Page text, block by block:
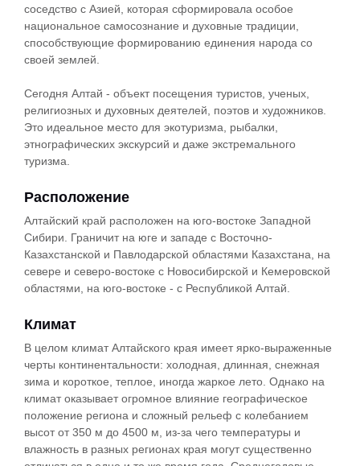
соседство с Азией, которая сформировала особое
национальное самосознание и духовные традиции,
способствующие формированию единения народа со
своей землей.
Сегодня Алтай - объект посещения туристов, ученых,
религиозных и духовных деятелей, поэтов и художников.
Это идеальное место для экотуризма, рыбалки,
этнографических экскурсий и даже экстремального
туризма.
Расположение
Алтайский край расположен на юго-востоке Западной
Сибири. Граничит на юге и западе с Восточно-
Казахстанской и Павлодарской областями Казахстана, на
севере и северо-востоке с Новосибирской и Кемеровской
областями, на юго-востоке - с Республикой Алтай.
Климат
В целом климат Алтайского края имеет ярко-выраженные
черты континентальности: холодная, длинная, снежная
зима и короткое, теплое, иногда жаркое лето. Однако на
климат оказывает огромное влияние географическое
положение региона и сложный рельеф с колебанием
высот от 350 м до 4500 м, из-за чего температуры и
влажность в разных регионах края могут существенно